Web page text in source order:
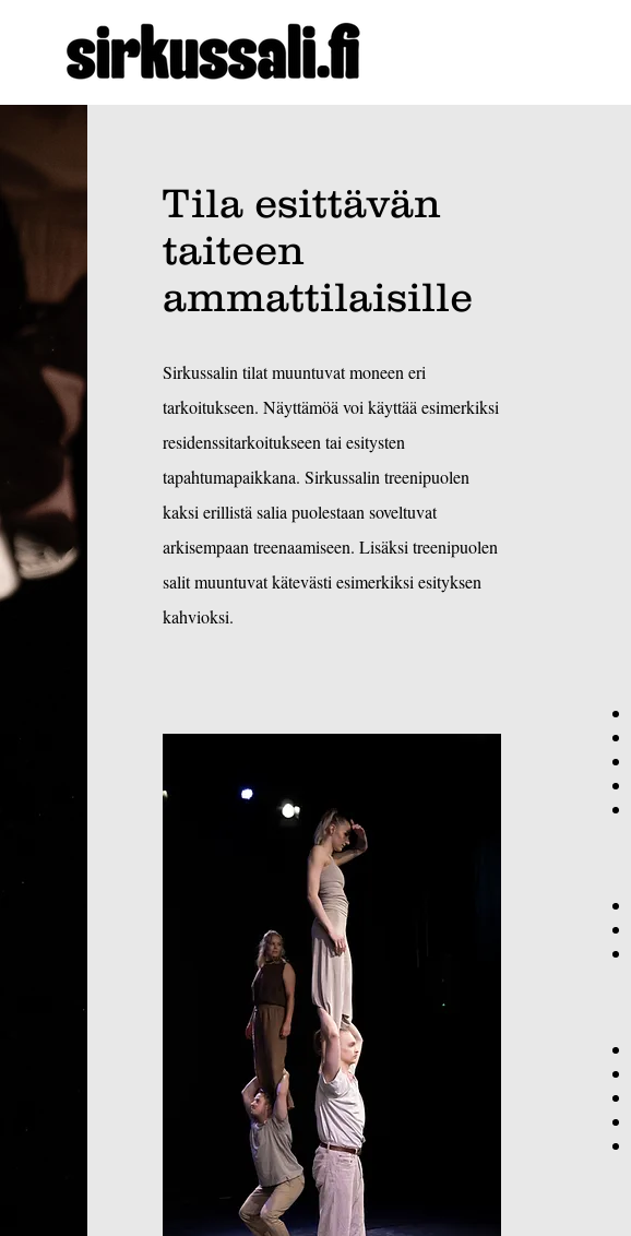
Tila esittävän
taiteen
ammattilaisille
Sirkussalin tilat muuntuvat moneen eri
tarkoitukseen. Näyttämöä voi käyttää esimerkiksi
residenssitarkoitukseen tai esitysten
tapahtumapaikkana. Sirkussalin treenipuolen
kaksi erillistä salia puolestaan soveltuvat
arkisempaan treenaamiseen. Lisäksi treenipuolen
salit muuntuvat kätevästi esimerkiksi esityksen
kahvioksi.